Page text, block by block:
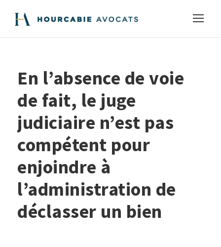
En l’absence de voie
de fait, le juge
judiciaire n’est pas
compétent pour
enjoindre à
l’administration de
déclasser un bien